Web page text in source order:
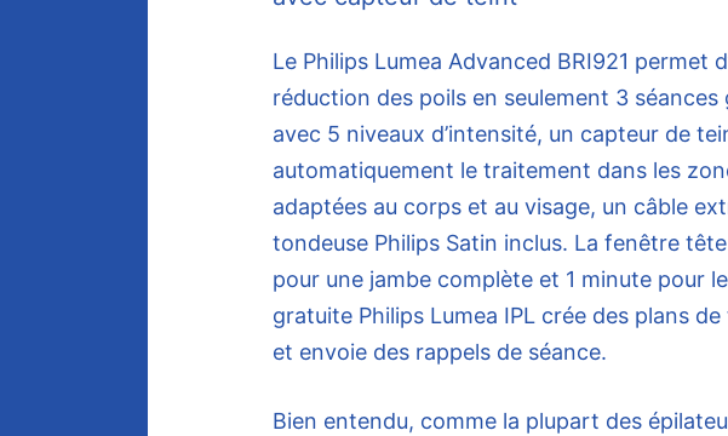
Le Philips Lumea Advanced BRI921 permet
réduction des poils en seulement 3 séances
avec 5 niveaux d’intensité, un capteur de
automatiquement le traitement dans les
adaptées au corps et au visage, un câble
tondeuse Philips Satin inclus. La fenêtre
pour une jambe complète et 1 minute pour
gratuite Philips Lumea IPL crée des plans
et envoie des rappels de séance.
Bien entendu, comme la plupart des